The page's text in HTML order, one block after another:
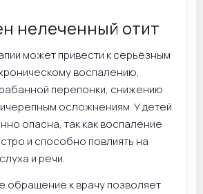
нелеченный отит
может привести к серьёзным
воспалению,
перепонки, снижению
осложнениям. У детей
опасна, так как воспаление
и способно повлиять на
и речи.
к врачу позволяет